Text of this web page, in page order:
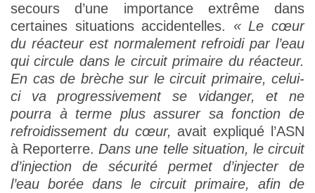
secours d’une importance extrême dans
certaines situations accidentelles. « Le cœur
du réacteur est normalement refroidi par l’eau
qui circule dans le circuit primaire du réacteur.
En cas de brèche sur le circuit primaire, celui-
ci va progressivement se vidanger, et ne
pourra à terme plus assurer sa fonction de
refroidissement du cœur, avait expliqué l’ASN
à Reporterre. Dans une telle situation, le circuit
d’injection de sécurité permet d’injecter de
l’eau borée dans le circuit primaire, afin de